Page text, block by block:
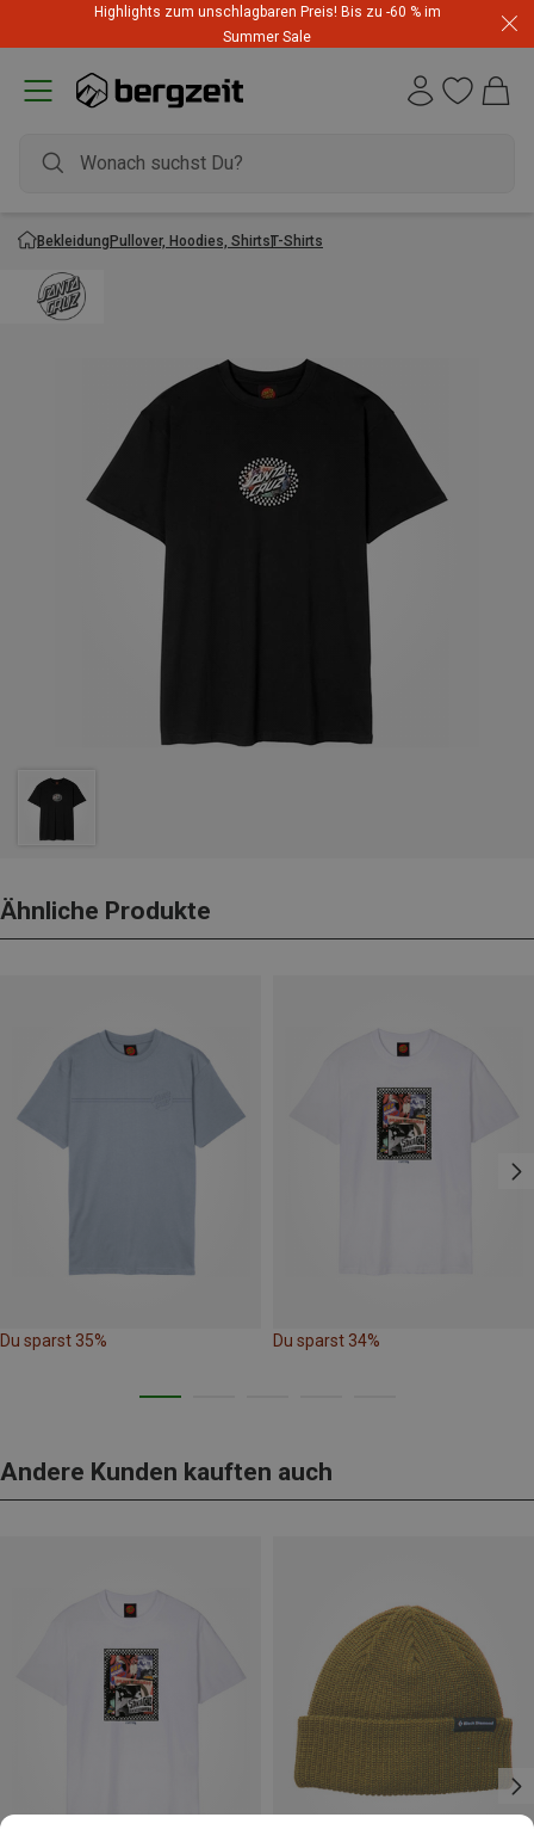
Highlights zum unschlagbaren Preis! Bis zu -60 % im
Summer Sale
BekleidungPullover, Hoodies, ShirtsT-Shirts
Ähnliche Produkte
Du sparst 35% Du sparst 34%
Andere Kunden kauften auch